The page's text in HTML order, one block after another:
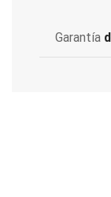
Garantía